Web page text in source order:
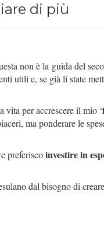
di più
non è la guida del
utili e, se già li state
per accrescere il mio ‘
ma ponderare le
preferiscoinvestire in
dal bisogno di